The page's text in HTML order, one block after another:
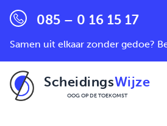
085 – 0 16 15 17
Samen uit elkaar zonder gedoe?
ScheidingsWijze
OOG OP DE TOEKOMST